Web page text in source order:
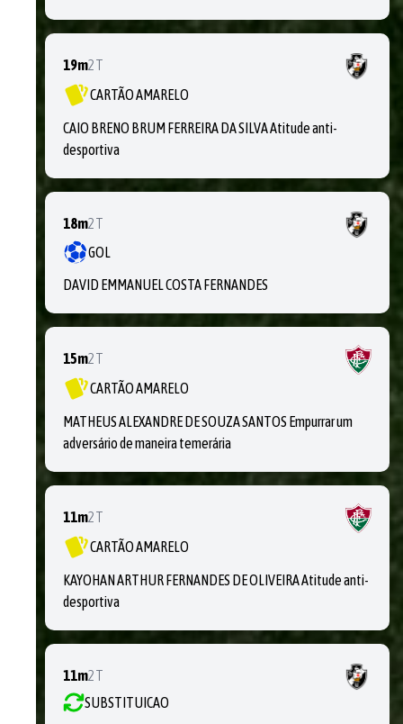
19m2T
CARTÃO AMARELO
CAIO BRENO BRUM FERREIRA DA SILVA Atitude anti-
desportiva
18m2T
GOL
DAVID EMMANUEL COSTA FERNANDES
15m2T
CARTÃO AMARELO
MATHEUS ALEXANDRE DE SOUZA SANTOS Empurrar um
adversário de maneira temerária
11m2T
CARTÃO AMARELO
KAYOHAN ARTHUR FERNANDES DE OLIVEIRA Atitude anti-
desportiva
11m2T
SUBSTITUICAO